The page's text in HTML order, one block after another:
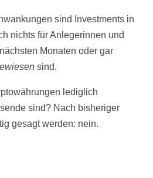
sind Investments in
nichts für Anlegerinnen und
Monaten oder gar
sind.
lediglich
sind? Nach bisheriger
gesagt werden: nein.